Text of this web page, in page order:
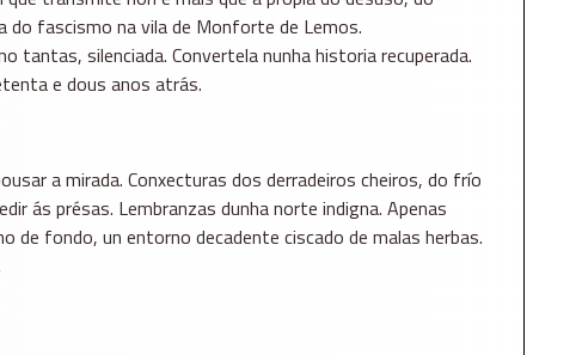
do fascismo na vila de Monforte de Lemos.
silenciada. Convertela nunha historia recuperada.
e dous anos atrás.
a mirada. Conxecturas dos derradeiros cheiros, do frío
ás présas. Lembranzas dunha norte indigna. Apenas
fondo, un entorno decadente ciscado de malas herbas.